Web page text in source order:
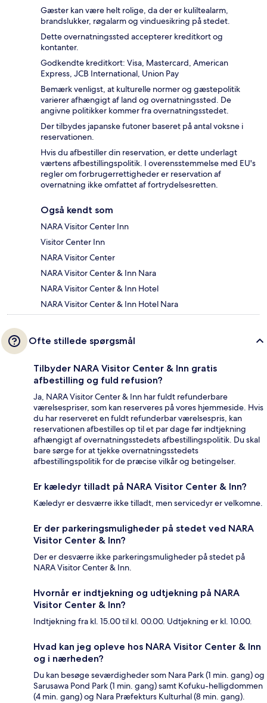
Gæster kan være helt rolige, da der er kuliltealarm,
brandslukker, røgalarm og vinduesikring på stedet.
Dette overnatningssted accepterer kreditkort og
kontanter.
Godkendte kreditkort: Visa, Mastercard, American
Express, JCB International, Union Pay
Bemærk venligst, at kulturelle normer og gæstepolitik
varierer afhængigt af land og overnatningssted. De
angivne politikker kommer fra overnatningsstedet.
Der tilbydes japanske futoner baseret på antal voksne i
reservationen.
Hvis du afbestiller din reservation, er dette underlagt
værtens afbestillingspolitik. I overensstemmelse med EU's
regler om forbrugerrettigheder er reservation af
overnatning ikke omfattet af fortrydelsesretten.
Også kendt som
NARA Visitor Center Inn
Visitor Center Inn
NARA Visitor Center
NARA Visitor Center & Inn Nara
NARA Visitor Center & Inn Hotel
NARA Visitor Center & Inn Hotel Nara
Ofte stillede spørgsmål
Tilbyder NARA Visitor Center & Inn gratis
afbestilling og fuld refusion?
Ja, NARA Visitor Center & Inn har fuldt refunderbare
værelsespriser, som kan reserveres på vores hjemmeside. Hvis
du har reserveret en fuldt refunderbar værelsespris, kan
reservationen afbestilles op til et par dage før indtjekning
afhængigt af overnatningsstedets afbestillingspolitik. Du skal
bare sørge for at tjekke overnatningsstedets
afbestillingspolitik for de præcise vilkår og betingelser.
Er kæledyr tilladt på NARA Visitor Center & Inn?
Kæledyr er desværre ikke tilladt, men servicedyr er velkomne.
Er der parkeringsmuligheder på stedet ved NARA
Visitor Center & Inn?
Der er desværre ikke parkeringsmuligheder på stedet på
NARA Visitor Center & Inn.
Hvornår er indtjekning og udtjekning på NARA
Visitor Center & Inn?
Indtjekning fra kl. 15.00 til kl. 00.00. Udtjekning er kl. 10.00.
Hvad kan jeg opleve hos NARA Visitor Center & Inn
og i nærheden?
Du kan besøge seværdigheder som Nara Park (1 min. gang) og
Sarusawa Pond Park (1 min. gang) samt Kofuku-helligdommen
(4 min. gang) og Nara Præfekturs Kulturhal (8 min. gang).